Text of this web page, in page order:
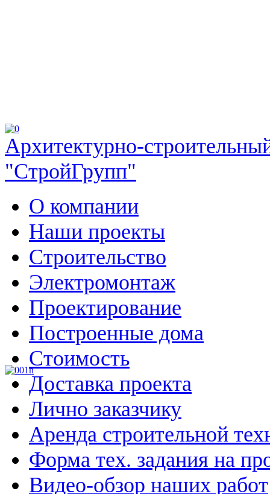
Архитектурно-
"СтройГрупп"
О компании
Наши проекты
Строительство
Электромонтаж
Проектирование
Построенные дома
Стоимость
Доставка проекта
Лично заказчику
Аренда строительной
Форма тех. задания на
Видео-обзор наших работ